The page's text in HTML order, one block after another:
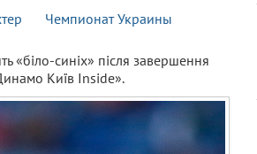
Чемпионат Украины
«біло-синіх» після завершення
Київ Inside».